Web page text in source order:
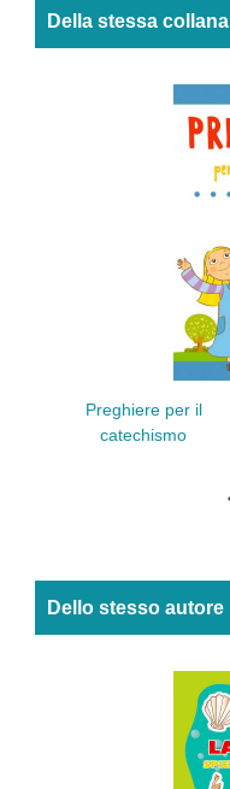
Della stessa collana
Preghiere per il
catechismo
Dello stesso autore